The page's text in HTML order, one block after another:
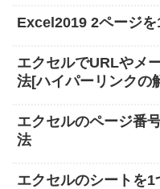
Excel2019 2ページ
エクセルでURLやメ
法[ハイパーリンクの
エクセルのページ番
法
エクセルのシートを